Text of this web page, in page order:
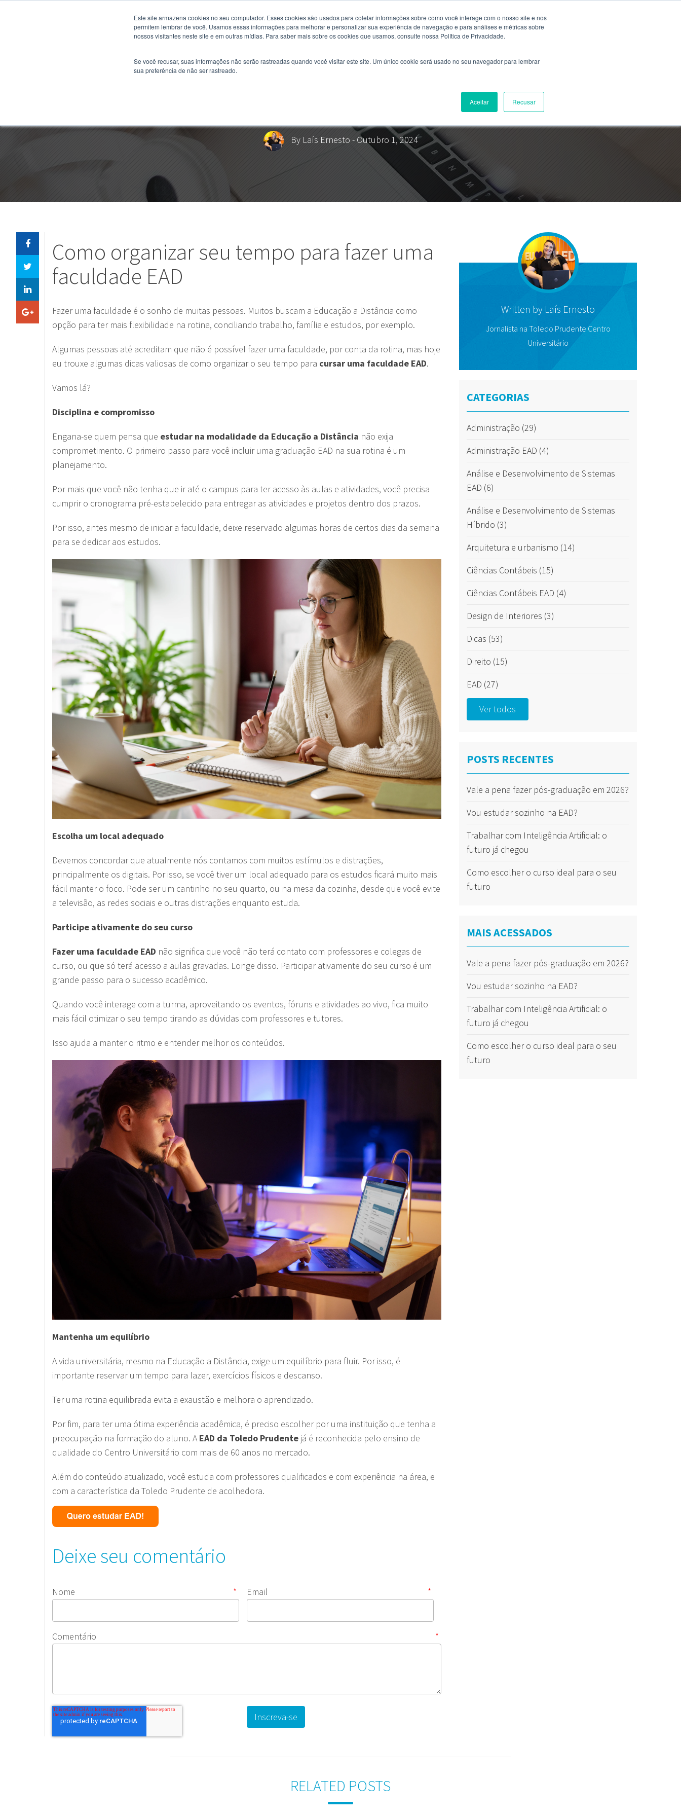
Este site armazena cookies no seu computador. Esses cookies são usados ​​para coletar informações sobre como você interage com o nosso site e nos
permitem lembrar de você. Usamos essas informações para melhorar e personalizar sua experiência de navegação e para análises e métricas sobre
nossos visitantes neste site e em outras mídias. Para saber mais sobre os cookies que usamos, consulte nossa Política de Privacidade.
Se você recusar, suas informações não serão rastreadas quando você visitar este site. Um único cookie será usado no seu navegador para lembrar
sua preferência de não ser rastreado.
Aceitar Recusar
Como organizar seu tempo para fazer uma faculdade EAD
By Laís Ernesto - Outubro 1, 2024
Como organizar seu tempo para fazer uma
faculdade EAD
Fazer uma faculdade é o sonho de muitas pessoas. Muitos buscam a Educação a Distância como
opção para ter mais flexibilidade na rotina, conciliando trabalho, família e estudos, por exemplo.
Algumas pessoas até acreditam que não é possível fazer uma faculdade, por conta da rotina, mas hoje
eu trouxe algumas dicas valiosas de como organizar o seu tempo para cursar uma faculdade EAD.
Vamos lá?
Disciplina e compromisso
Engana-se quem pensa que estudar na modalidade da Educação a Distância não exija
comprometimento. O primeiro passo para você incluir uma graduação EAD na sua rotina é um
planejamento.
Por mais que você não tenha que ir até o campus para ter acesso às aulas e atividades, você precisa
cumprir o cronograma pré-estabelecido para entregar as atividades e projetos dentro dos prazos.
Por isso, antes mesmo de iniciar a faculdade, deixe reservado algumas horas de certos dias da semana
para se dedicar aos estudos.
Escolha um local adequado
Devemos concordar que atualmente nós contamos com muitos estímulos e distrações,
principalmente os digitais. Por isso, se você tiver um local adequado para os estudos ficará muito mais
fácil manter o foco. Pode ser um cantinho no seu quarto, ou na mesa da cozinha, desde que você evite
a televisão, as redes sociais e outras distrações enquanto estuda.
Participe ativamente do seu curso
Fazer uma faculdade EAD não significa que você não terá contato com professores e colegas de
curso, ou que só terá acesso a aulas gravadas. Longe disso. Participar ativamente do seu curso é um
grande passo para o sucesso acadêmico.
Quando você interage com a turma, aproveitando os eventos, fóruns e atividades ao vivo, fica muito
mais fácil otimizar o seu tempo tirando as dúvidas com professores e tutores.
Isso ajuda a manter o ritmo e entender melhor os conteúdos.
Mantenha um equilíbrio
A vida universitária, mesmo na Educação a Distância, exige um equilíbrio para fluir. Por isso, é
importante reservar um tempo para lazer, exercícios físicos e descanso.
Ter uma rotina equilibrada evita a exaustão e melhora o aprendizado.
Por fim, para ter uma ótima experiência acadêmica, é preciso escolher por uma instituição que tenha a
preocupação na formação do aluno. AEAD da Toledo Prudente já é reconhecida pelo ensino de
qualidade do Centro Universitário com mais de 60 anos no mercado.
Além do conteúdo atualizado, você estuda com professores qualificados e com experiência na área, e
com a característica da Toledo Prudente de acolhedora.
Deixe seu comentário
Nome * Email *
Comentário *
Written by Laís Ernesto
Jornalista na Toledo Prudente Centro
Universitário
CATEGORIAS
Administração (29)
Administração EAD (4)
Análise e Desenvolvimento de Sistemas
EAD (6)
Análise e Desenvolvimento de Sistemas
Híbrido (3)
Arquitetura e urbanismo (14)
Ciências Contábeis (15)
Ciências Contábeis EAD (4)
Design de Interiores (3)
Dicas (53)
Direito (15)
EAD (27)
Ver todos
POSTS RECENTES
Vale a pena fazer pós-graduação em 2026?
Vou estudar sozinho na EAD?
Trabalhar com Inteligência Artificial: o
futuro já chegou
Como escolher o curso ideal para o seu
futuro
MAIS ACESSADOS
Vale a pena fazer pós-graduação em 2026?
Vou estudar sozinho na EAD?
Trabalhar com Inteligência Artificial: o
futuro já chegou
Como escolher o curso ideal para o seu
futuro
RELATED POSTS